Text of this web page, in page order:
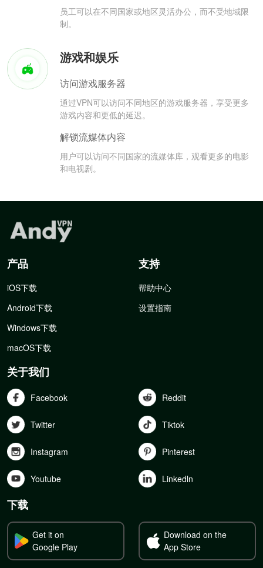
员工可以在不同国家或地区灵活办公，而不受地域限
制。
游戏和娱乐
访问游戏服务器
通过VPN可以访问不同地区的游戏服务器，享受更多
游戏内容和更低的延迟。
解锁流媒体内容
用户可以访问不同国家的流媒体库，观看更多的电影
和电视剧。
产品
iOS下载
Android下载
Windows下载
macOS下载
支持
帮助中心
设置指南
关于我们
Facebook Reddit
Twitter Tiktok
Instagram Pinterest
Youtube Linkedln
下载
Get it on
Google Play
Download on the
App Store